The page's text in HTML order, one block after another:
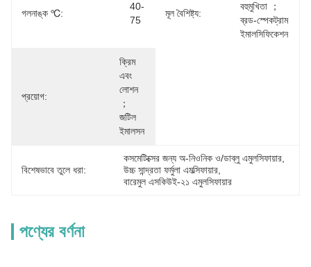
গলনাঙ্ক ℃:
40-
75
মূল বৈশিষ্ট্য:
বহুমুখিতা ；
ব্রড-স্পেকট্রাম
ইমালসিফিকেশন
প্রয়োগ:
ক্রিম
এবং
লোশন
；
জটিল
ইমালসন
বিশেষভাবে তুলে ধরা:
কসমেটিক্সের জন্য অ-নিওনিক ও/ডাব্লু এমুলসিফায়ার
উচ্চ সান্দ্রতা ফর্মুলা এমল্সিফায়ার
বারেমুল এসকিউই-২১ এমুলসিফায়ার
পণ্যের বর্ণনা